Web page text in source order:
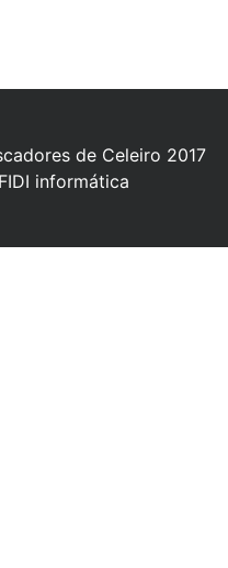
de Celeiro 2017
informática